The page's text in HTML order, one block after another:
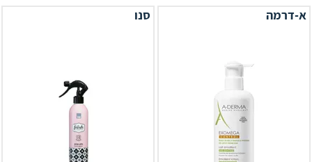
א-דרמה סנו